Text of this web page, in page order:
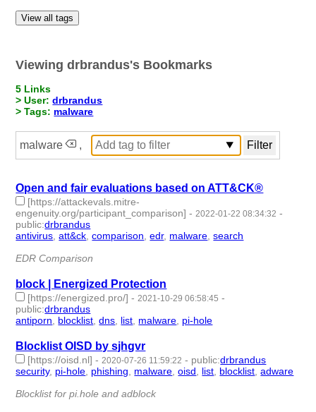
View all tags
Viewing drbrandus's Bookmarks
5 Links
> User:drbrandus
> Tags: malware
malware ,
Open and fair evaluations based on ATT&CK®
[https://attackevals.mitre-
engenuity.org/participant_comparison] - 2022-01-22 08:34:32 -
public:drbrandus
antivirus ,att&ck ,comparison ,edr, malware ,search
EDR Comparison
block | Energized Protection
[https://energized.pro/] - 2021-10-29 06:58:45 -
public:drbrandus
antiporn
blocklist ,dns list malware pi-hole
Blocklist OISD by sjhgvr
[https://oisd.nl] - 2020-07-26 11:59:22 - public:drbrandus
security, pi-hole phishing malware ,oisd list blocklist ,adware
Blocklist for pi.hole and adblock